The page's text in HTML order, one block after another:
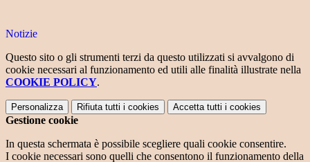
Notizie
Questo sito o gli strumenti terzi da questo utilizzati si avvalgono di
cookie necessari al funzionamento ed utili alle finalità illustrate nella
COOKIE POLICY.
Personalizza Rifiuta tutti i cookies Accetta tutti i cookies
Gestione cookie
In questa schermata è possibile scegliere quali cookie consentire.
I cookie necessari sono quelli che consentono il funzionamento della